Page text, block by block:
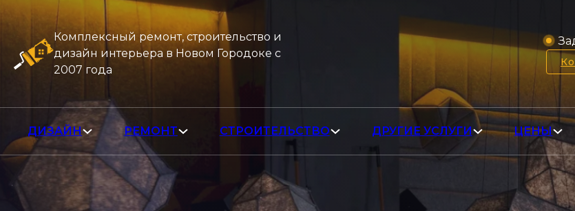
Комплексный ремонт, строительство и
дизайн интерьера в Новом Городоке с
2007 года
ДИЗАЙН РЕМОНТ СТРОИТЕЛЬСТВО ДРУГИЕ УСЛУГИ ЦЕНЫ